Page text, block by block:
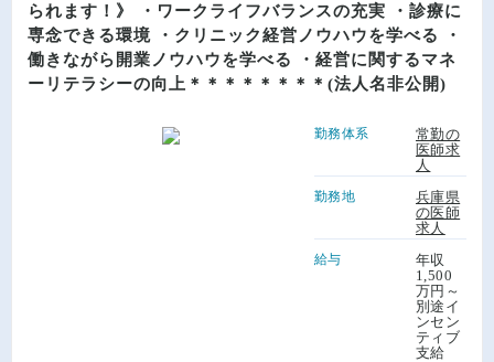
られます！》 ・ワークライフバランスの充実 ・診療に
専念できる環境 ・クリニック経営ノウハウを学べる ・
働きながら開業ノウハウを学べる ・経営に関するマネ
ーリテラシーの向上＊＊＊＊＊＊＊＊(法人名非公開)
勤務体系
常勤の
医師求
人
勤務地
兵庫県
の医師
求人
給与
年収
1,500
万円～
別途イ
ンセン
ティブ
支給